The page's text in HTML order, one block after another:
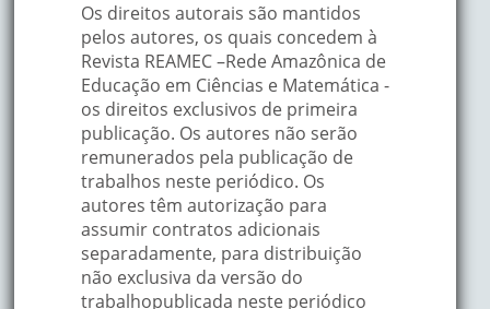
Os direitos autorais são mantidos
pelos autores, os quais concedem à
Revista REAMEC –Rede Amazônica de
Educação em Ciências e Matemática -
os direitos exclusivos de primeira
publicação. Os autores não serão
remunerados pela publicação de
trabalhos neste periódico. Os
autores têm autorização para
assumir contratos adicionais
separadamente, para distribuição
não exclusiva da versão do
trabalhopublicada neste periódico